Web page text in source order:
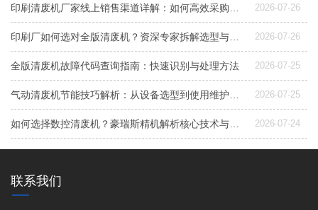
2026-07-26
2026-07-26
全版清废机故障代码查询指南：快速识别与处理方法 2026-07-25
2026-07-25
2026-07-24
联系我们